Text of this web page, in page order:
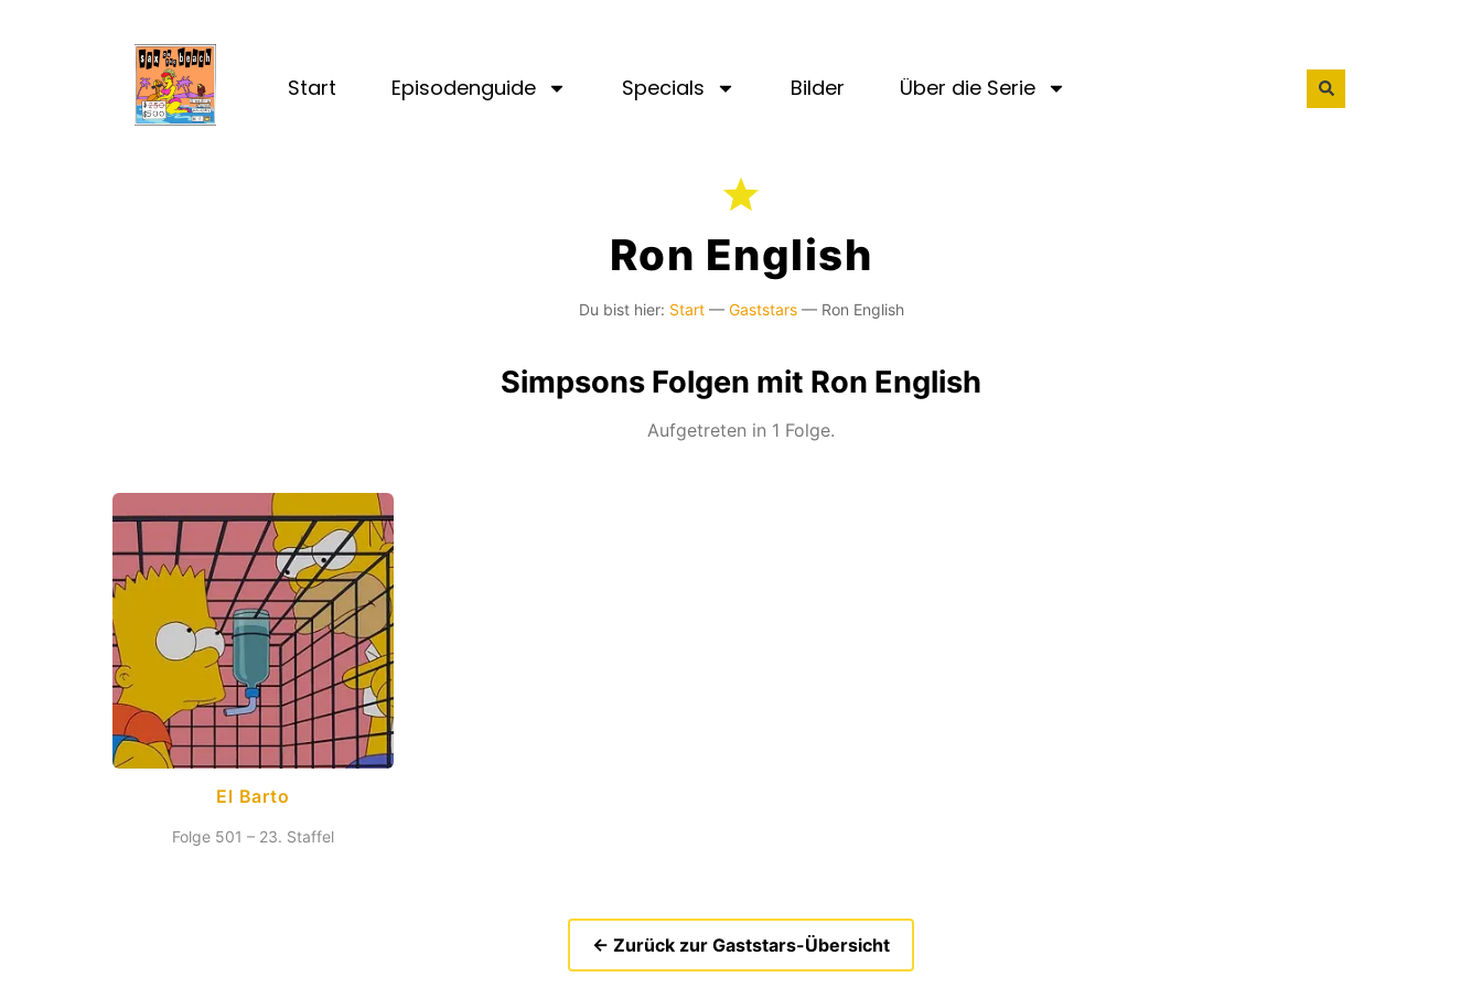
Start Episodenguide Specials Bilder Über die Serie
Ron English
Du bist hier: Start— Gaststars— Ron English
Simpsons Folgen mit Ron English
Aufgetreten in 1 Folge.
El Barto
Folge 501 – 23. Staffel
← Zurück zur Gaststars-Übersicht